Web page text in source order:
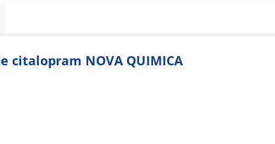
citalopram NOVA QUIMICA